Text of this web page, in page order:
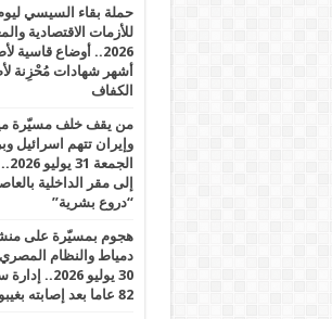
حملة بقاء السيسي
أشهر شهادات مُحْزِنة
الكفاف
من يقف خلف مسيّرة
وإيران تتهم اسرائيل
إلى مقر الداخلية
“دروع بشرية”
هجوم بمسيّرة على
دمياط والنظام
30 يوليو
82 عاما بعد إصابته بغيبوبة